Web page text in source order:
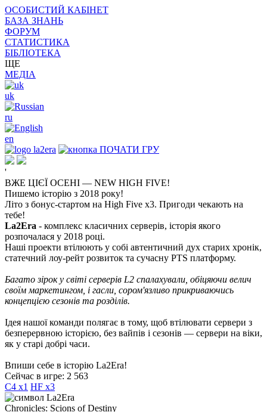
ОСОБИСТИЙ КАБІНЕТ
БАЗА ЗНАНЬ
ФОРУМ
СТАТИСТИКА
БІБЛІОТЕКА
ЩЕ
МЕДІА
uk
ru
en
ПОЧАТИ ГРУ
'
ВЖЕ ЦІЄЇ ОСЕНІ — NEW HIGH FIVE!
Пишемо історію з 2018 року!
Літо з бонус-стартом на High Five x3. Пригоди чекають на
тебе!
La2Era - комплекс класичних серверів, історія якого
розпочалася у 2018 році.
Наші проекти втілюють у собі автентичний дух старих хронік,
статечний лоу-рейт розвиток та сучасну PTS платформу.
Багато зірок у світі серверів L2 спалахували, обіцяючи велич
своїм маркетингом, і гасли, сором'язливо прикриваючись
концепцією сезонів та розділів.
Ідея нашої команди полягає в тому, щоб втілювати сервери з
безперервною історією, без вайпів і сезонів — сервери на віки,
як у старі добрі часи.
Впиши себе в історію La2Era!
Сейчас в игре: 2 563
C4 x1 HF x3
Chronicles: Scions of Destiny